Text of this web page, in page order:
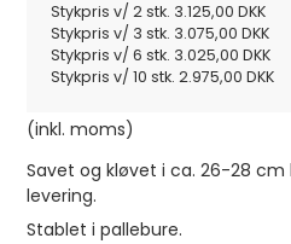
Stykpris v/ 2 stk. 3.125,00 DKK
Stykpris v/ 3 stk. 3.075,00 DKK
Stykpris v/ 6 stk. 3.025,00 DKK
Stykpris v/ 10 stk. 2.975,00 DKK
(inkl. moms)
Savet og kløvet i ca. 26-28
levering.
Stablet i pallebure.